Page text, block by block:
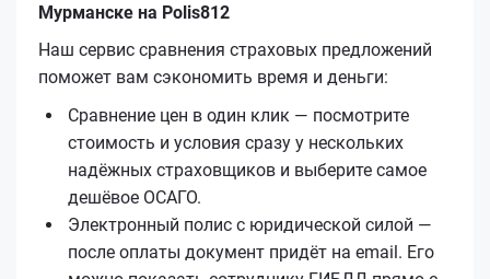
Мурманске на Polis812
Наш сервис сравнения страховых предложений
поможет вам сэкономить время и деньги:
Сравнение цен в один клик — посмотрите
стоимость и условия сразу у нескольких
надёжных страховщиков и выберите самое
дешёвое ОСАГО.
Электронный полис с юридической силой —
после оплаты документ придёт на email. Его